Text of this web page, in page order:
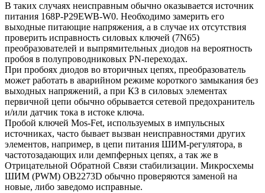
В таких случаях неисправным обычно оказывается источник
питания 168P-P29EWB-W0. Необходимо замерить его
выходные питающие напряжения, а в случае их отсутствия
проверить исправность силовых ключей (7N65)
преобразователей и выпрямительных диодов на вероятность
пробоя в полупроводниковых PN-переходах.
При пробоях диодов во вторичных цепях, преобразователь
может работать в аварийном режиме короткого замыкания без
выходных напряжений, а при КЗ в силовых элементах
первичной цепи обычно обрывается сетевой предохранитель
и/или датчик тока в истоке ключа.
Пробой ключей Mos-Fet, используемых в импульсных
источниках, часто бывает вызван неисправностями других
элементов, например, в цепи питания ШИМ-регулятора, в
частотозадающих или демпферных цепях, а так же в
Отрицательной Обратной Связи стабилизации. Микросхемы
ШИМ (PWM) OB2273D обычно проверяются заменой на
новые, либо заведомо исправные.